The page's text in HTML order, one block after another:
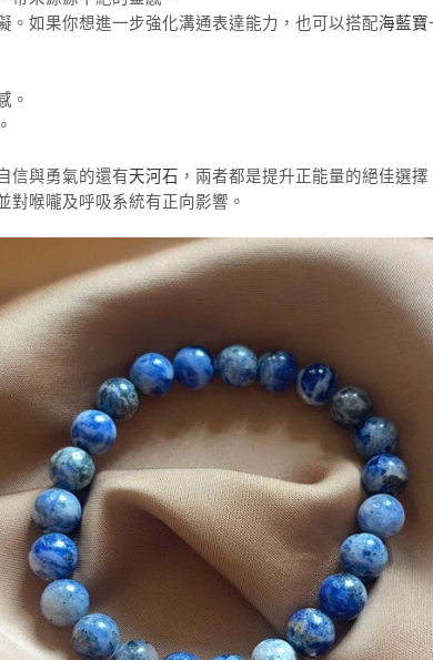
如果你想進一步強化溝通表達能力，也可以搭配海藍寶
。
信與勇氣的還有天河石 ，兩者都是提升正能量的絕佳選擇
喉嚨及呼吸系統有正向影響。